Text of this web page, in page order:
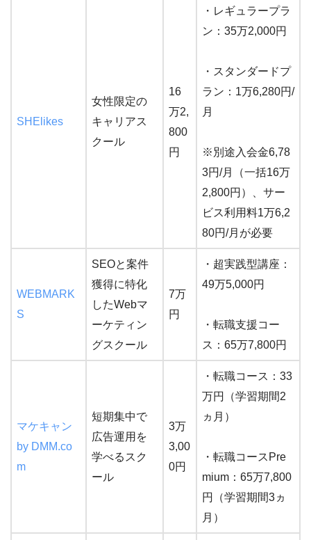
SHElikes
女性限定の
キャリアス
クール
16
万2,
800
円
・レギュラープラ
ン：35万2,000円
・スタンダードプ
ラン：1万6,280円/
月
※別途入会金6,78
3円/月（一括16万
2,800円）、サー
ビス利用料1万6,2
80円/月が必要
WEBMARK
S
SEOと案件
獲得に特化
したWebマ
ーケティン
グスクール
7万
円
・超実践型講座：
49万5,000円
・転職支援コー
ス：65万7,800円
マケキャン
by DMM.co
m
短期集中で
広告運用を
学べるスク
ール
3万
3,00
0円
・転職コース：33
万円（学習期間2
ヵ月）
・転職コースPre
mium：65万7,800
円（学習期間3ヵ
月）